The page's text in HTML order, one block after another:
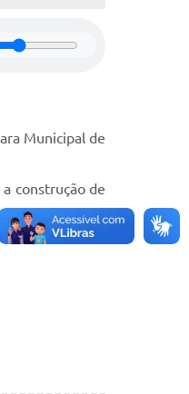
Municipal de
construção de